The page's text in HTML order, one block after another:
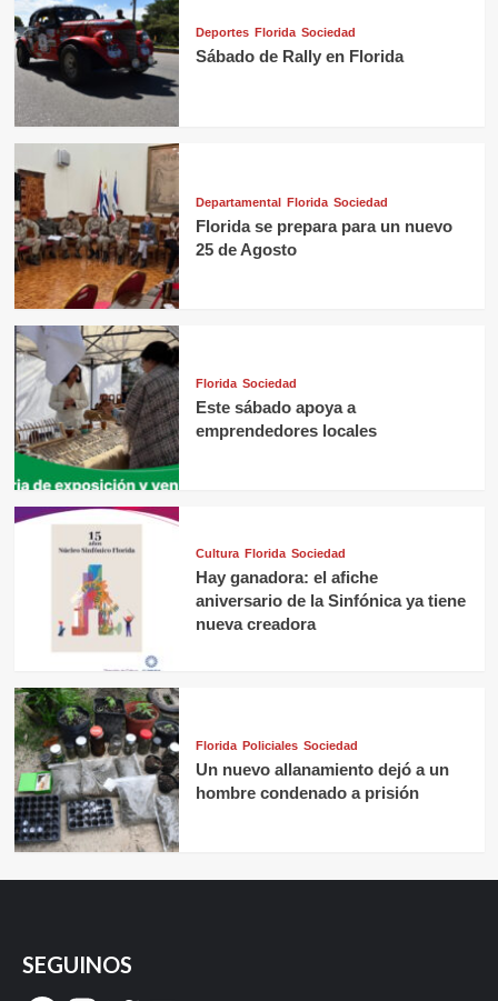
Deportes Florida Sociedad
Sábado de Rally en Florida
Departamental Florida Sociedad
Florida se prepara para un nuevo
25 de Agosto
Florida Sociedad
Este sábado apoya a
emprendedores locales
Cultura Florida Sociedad
Hay ganadora: el afiche
aniversario de la Sinfónica ya tiene
nueva creadora
Florida Policiales Sociedad
Un nuevo allanamiento dejó a un
hombre condenado a prisión
SEGUINOS